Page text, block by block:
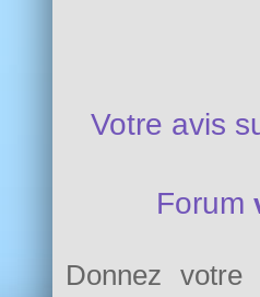
Votre avis
Forum
Donnez